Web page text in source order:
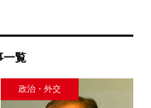
一覧
政治・外交